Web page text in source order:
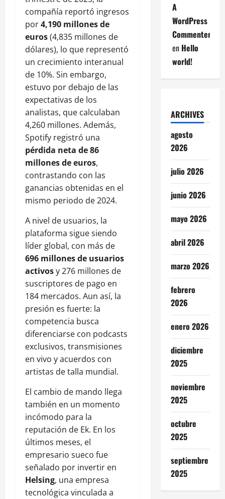
compañía reportó ingresos
por4,190 millones de
euros(4,835 millones de
dólares), lo que representó
un crecimiento interanual
de 10%. Sin embargo,
estuvo por debajo de las
expectativas de los
analistas, que calculaban
4,260 millones. Además,
Spotify registró una
pérdida neta de 86
millones de euros,
contrastando con las
ganancias obtenidas en el
mismo periodo de 2024.
A nivel de usuarios, la
plataforma sigue siendo
líder global, con más de
696 millones de usuarios
activosy 276 millones de
suscriptores de pago en
184 mercados. Aun así, la
presión es fuerte: la
competencia busca
diferenciarse con podcasts
exclusivos, transmisiones
en vivo y acuerdos con
artistas de talla mundial.
El cambio de mando llega
también en un momento
incómodo para la
reputación de Ek. En los
últimos meses, el
empresario sueco fue
señalado por invertir en
Helsing, una empresa
tecnológica vinculada a
A
WordPress
Commenter
en Hello
world!
ARCHIVES
agosto
2026
julio 2026
junio 2026
mayo 2026
abril 2026
marzo 2026
febrero
2026
enero 2026
diciembre
2025
noviembre
2025
octubre
2025
septiembre
2025